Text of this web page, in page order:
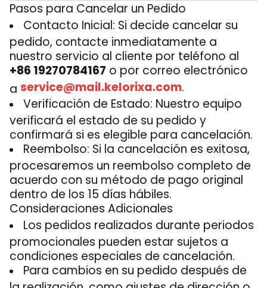
Pasos para Cancelar un Pedido
Contacto Inicial: Si decide cancelar su
pedido, contacte inmediatamente a
nuestro servicio al cliente por teléfono al
+86 19270784167 o por correo electrónico
a service@mail.kelorixa.com.
Verificación de Estado: Nuestro equipo
verificará el estado de su pedido y
confirmará si es elegible para cancelación.
Reembolso: Si la cancelación es exitosa,
procesaremos un reembolso completo de
acuerdo con su método de pago original
dentro de los 15 días hábiles.
Consideraciones Adicionales
Los pedidos realizados durante periodos
promocionales pueden estar sujetos a
condiciones especiales de cancelación.
Para cambios en su pedido después de